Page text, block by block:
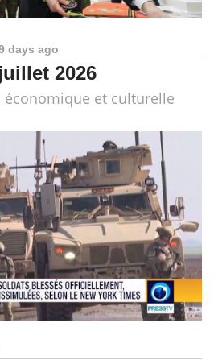
days ago
2026
économique et culturelle